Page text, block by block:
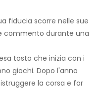
fiducia scorre nelle sue
commento durante una
tosta che inizia con i
giochi. Dopo l'anno
la corsa e far